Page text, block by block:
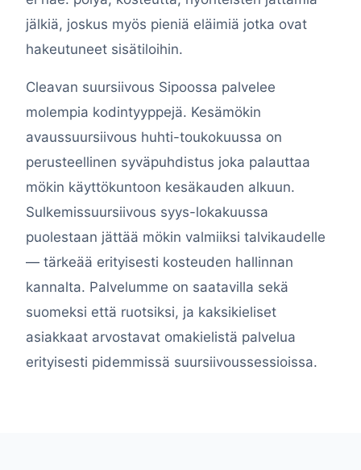
jälkiä, joskus myös pieniä eläimiä jotka ovat
hakeutuneet sisätiloihin.
Cleavan suursiivous Sipoossa palvelee
molempia kodintyyppejä. Kesämökin
avaussuursiivous huhti-toukokuussa on
perusteellinen syväpuhdistus joka palauttaa
mökin käyttökuntoon kesäkauden alkuun.
Sulkemissuursiivous syys-lokakuussa
puolestaan jättää mökin valmiiksi talvikaudelle
— tärkeää erityisesti kosteuden hallinnan
kannalta. Palvelumme on saatavilla sekä
suomeksi että ruotsiksi, ja kaksikieliset
asiakkaat arvostavat omakielistä palvelua
erityisesti pidemmissä suursiivoussessioissa.